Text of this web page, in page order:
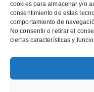
cookies para almacenar y/o
consentimiento de estas
comportamiento de
No consentir o retirar el
ciertas características y
+34 932 37 55 64
Voice Booster Agency ©
–Decálogo Urano World|